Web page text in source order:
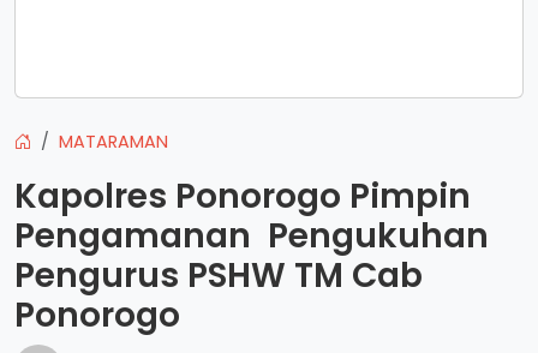
MATARAMAN
Kapolres Ponorogo Pimpin
Pengamanan Pengukuhan
Pengurus PSHW TM Cab
Ponorogo